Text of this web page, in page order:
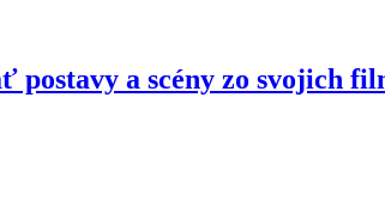
postavy a scény zo svojich